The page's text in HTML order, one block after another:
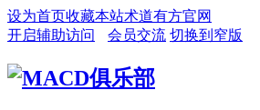
设为首页收藏本站术道有方官网
开启辅助访问
会员交流 切换到窄版